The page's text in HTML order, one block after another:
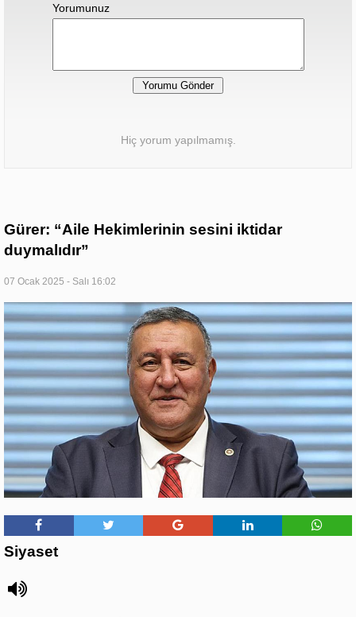
Yorumunuz
Hiç yorum yapılmamış.
Gürer: “Aile Hekimlerinin sesini iktidar
duymalıdır”
07 Ocak 2025 - Salı 16:02
Siyaset